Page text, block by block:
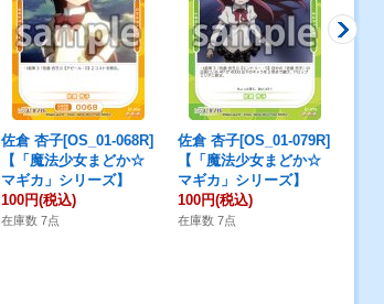
佐倉 杏子[OS_01-068R]
【「魔法少女まどか☆
マギカ」シリーズ】
100円(税込)
在庫数 7点
佐倉 杏子[OS_01-079R]
【「魔法少女まどか☆
マギカ」シリーズ】
100円(税込)
在庫数 7点